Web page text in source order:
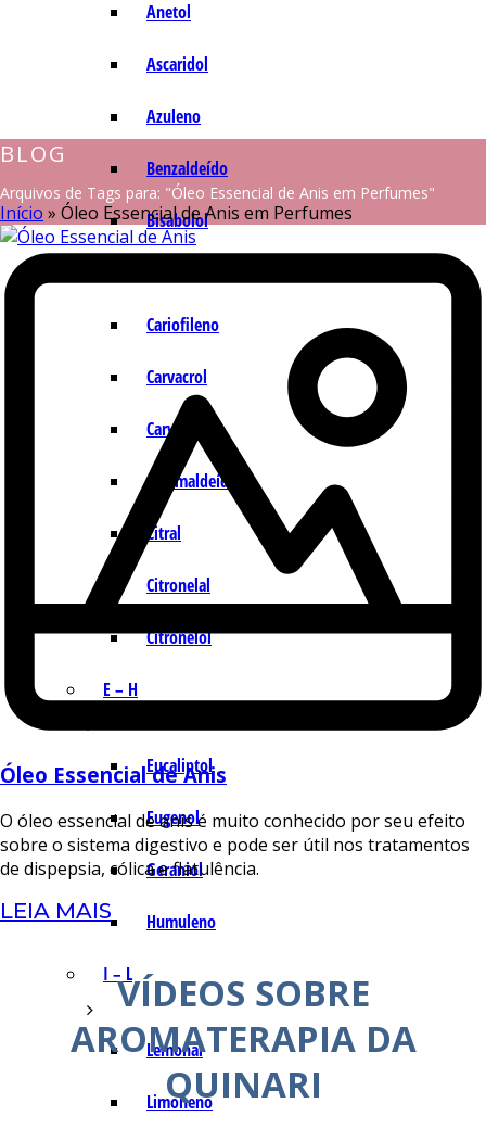
Anetol
Ascaridol
Azuleno
Benzaldeído
Bisabolol
Cariofileno
Carvacrol
Carvona
Cinamaldeído
Citral
Citronelal
Citronelol
E – H
Eucaliptol
Eugenol
Geraniol
Humuleno
I – L
Lemonal
Limoneno
BLOG
Arquivos de Tags para: "Óleo Essencial de Anis em Perfumes"
Início » Óleo Essencial de Anis em Perfumes
Óleo Essencial de Anis
O óleo essencial de anis é muito conhecido por seu efeito
sobre o sistema digestivo e pode ser útil nos tratamentos
de dispepsia, cólica e flatulência.
LEIA MAIS
VÍDEOS SOBRE
AROMATERAPIA DA
QUINARI